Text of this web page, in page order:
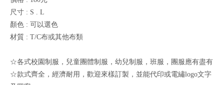
尺寸 : S . L
顏色 : 可以選色
材質 : T/C布或其他布類
☆各式校園制服，兒童團體制服，幼兒制服，班服，團服應有盡有
☆款式齊全，經濟耐用，歡迎來樣訂製，並能代印或電繡logo文字